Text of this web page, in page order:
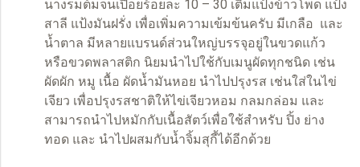
นางรมต้มจนเปื่อยร้อยละ 10 – 30 เติมแป้งข้าวโพด แป้ง
สาลี แป้งมันฝรั่ง เพื่อเพิ่มความเข้มข้นครับ มีเกลือ และ
น้ำตาล มีหลายแบรนด์ส่วนใหญ่บรรจุอยู่ในขวดแก้ว
หรือขวดพลาสติก นิยมนำไปใช้กับเมนูผัดทุกชนิด เช่น
ผัดผัก หมู เนื้อ ผัดน้ำมันหอย นำไปปรุงรส เช่นใส่ในไข่
เจียว เพื่อปรุงรสชาติให้ไข่เจียวหอม กลมกล่อม และ
สามารถนำไปหมักกับเนื้อสัตว์เพื่อใช้สำหรับ ปิ้ง ย่าง
ทอด และ นำไปผสมกับน้ำจิ้มสุกี้ได้อีกด้วย